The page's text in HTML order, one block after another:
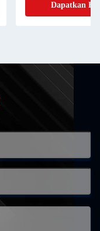
Dapatkan